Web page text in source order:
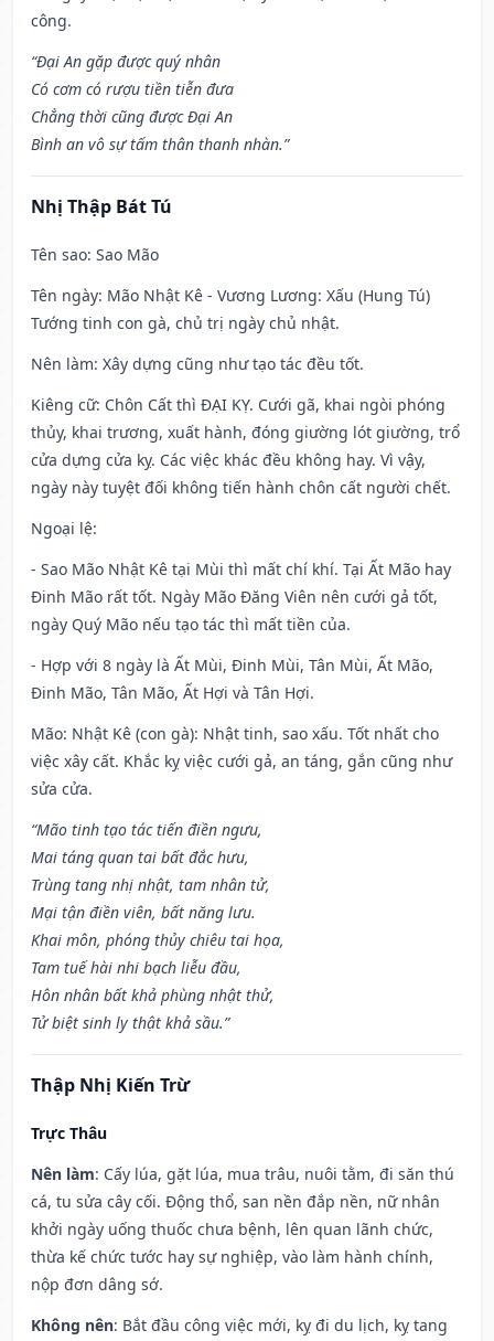
công.
“Đại An gặp được quý nhân
Có cơm có rượu tiền tiễn đưa
Chẳng thời cũng được Đại An
Bình an vô sự tấm thân thanh nhàn.”
Nhị Thập Bát Tú
Tên sao: Sao Mão
Tên ngày: Mão Nhật Kê - Vương Lương: Xấu (Hung Tú)
Tướng tinh con gà, chủ trị ngày chủ nhật.
Nên làm: Xây dựng cũng như tạo tác đều tốt.
Kiêng cữ: Chôn Cất thì ĐẠI KỴ. Cưới gã, khai ngòi phóng
thủy, khai trương, xuất hành, đóng giường lót giường, trổ
cửa dựng cửa kỵ. Các việc khác đều không hay. Vì vậy,
ngày này tuyệt đối không tiến hành chôn cất người chết.
Ngoại lệ:
- Sao Mão Nhật Kê tại Mùi thì mất chí khí. Tại Ất Mão hay
Đinh Mão rất tốt. Ngày Mão Đăng Viên nên cưới gả tốt,
ngày Quý Mão nếu tạo tác thì mất tiền của.
- Hợp với 8 ngày là Ất Mùi, Đinh Mùi, Tân Mùi, Ất Mão,
Đinh Mão, Tân Mão, Ất Hợi và Tân Hợi.
Mão: Nhật Kê (con gà): Nhật tinh, sao xấu. Tốt nhất cho
việc xây cất. Khắc kỵ việc cưới gả, an táng, gắn cũng như
sửa cửa.
“Mão tinh tạo tác tiến điền ngưu,
Mai táng quan tai bất đắc hưu,
Trùng tang nhị nhật, tam nhân tử,
Mại tận điền viên, bất năng lưu.
Khai môn, phóng thủy chiêu tai họa,
Tam tuế hài nhi bạch liễu đầu,
Hôn nhân bất khả phùng nhật thử,
Tử biệt sinh ly thật khả sầu.”
Thập Nhị Kiến Trừ
Trực Thâu
Nên làm: Cấy lúa, gặt lúa, mua trâu, nuôi tằm, đi săn thú
cá, tu sửa cây cối. Động thổ, san nền đắp nền, nữ nhân
khởi ngày uống thuốc chưa bệnh, lên quan lãnh chức,
thừa kế chức tước hay sự nghiệp, vào làm hành chính,
nộp đơn dâng sớ.
Không nên: Bắt đầu công việc mới, kỵ đi du lịch, kỵ tang